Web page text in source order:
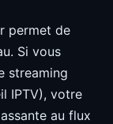
permet de
Si vous
streaming
IPTV), votre
au flux